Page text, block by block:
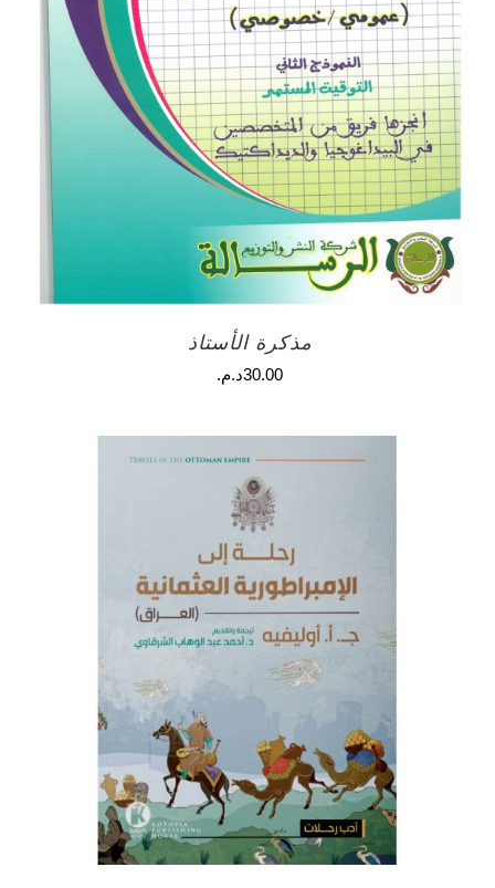
مذكرة الأستاذ
30.00د.م.